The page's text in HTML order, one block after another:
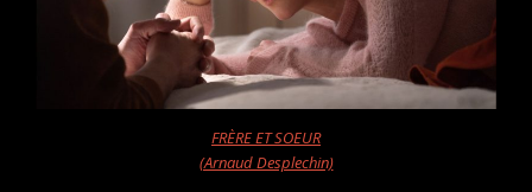
FRÈRE ET SOEUR
(Arnaud Desplechin)